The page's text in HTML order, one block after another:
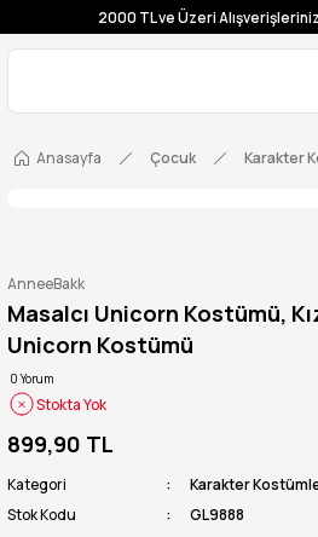
2000 TL ve Üzeri
Anasayfa Çocuk Karakter
AnneeBakk
Masalcı Unicorn Kostümü,
Unicorn Kostümü
0 Yorum
Stokta Yok
899,90 TL
Kategori
Karakter
Stok Kodu
GL9888